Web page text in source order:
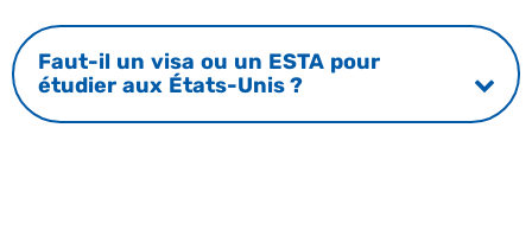
Faut-il un visa ou un ESTA pour
étudier aux États-Unis ?